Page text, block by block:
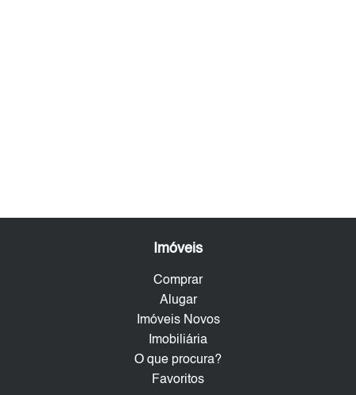
Imóveis
Comprar
Alugar
Imóveis Novos
Imobiliária
O que procura?
Favoritos